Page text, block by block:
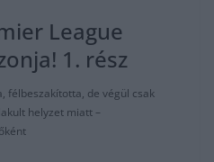
League
1. rész
félbeszakította, de végül csak
helyzet miatt –